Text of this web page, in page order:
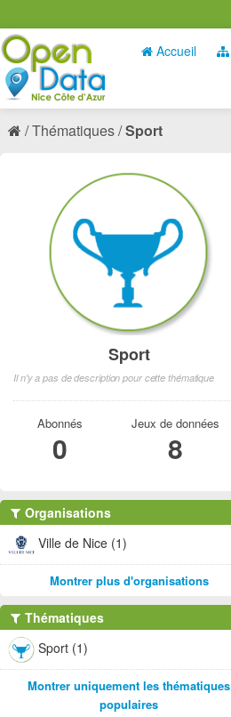
Accueil
Thématiques Sport
Sport
Il n'y a pas de description pour cette thématique
Abonnés
0
Jeux de données
8
Organisations
Ville de Nice (1)
Montrer plus d'organisations
Thématiques
Sport (1)
Montrer uniquement les thématiques
populaires